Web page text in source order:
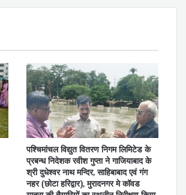
पश्चिमांचल विद्युत वितरण निगम लिमिटेड के
प्रबन्ध निदेशक रवीश गुप्ता ने गाजियाबाद के
श्री दुधेश्वर नाथ मन्दिर, साहिबाबाद एवं गंग
नहर (छोटा हरिद्वार), मुरादनगर मे कॉवड